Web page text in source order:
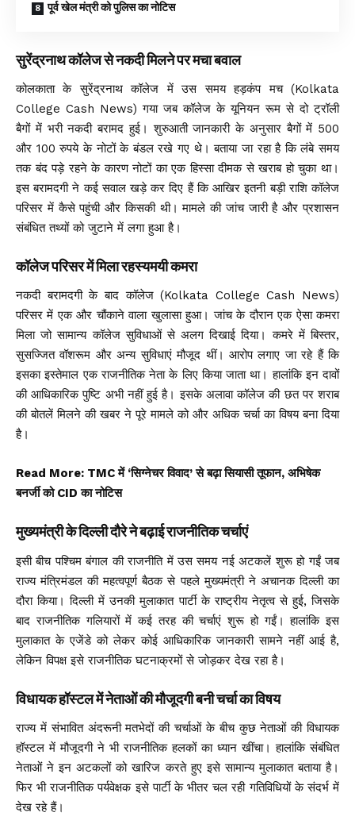
पूर्व खेल मंत्री को पुलिस का नोटिस
सुरेंद्रनाथ कॉलेज से नकदी मिलने पर मचा बवाल
कोलकाता केसुरेंद्रनाथ कॉलेज में उस समय हड़कंप मच (Kolkata
College Cash News) गया जब कॉलेज के यूनियन रूम से दो ट्रॉली
बैगों में भरी नकदी बरामद हुई। शुरुआती जानकारी के अनुसार बैगों में 500
और 100 रुपये के नोटों के बंडल रखे गए थे। बताया जा रहा है कि लंबे समय
तक बंद पड़े रहने के कारण नोटों का एक हिस्सा दीमक से खराब हो चुका था।
इस बरामदगी ने कई सवाल खड़े कर दिए हैं कि आखिर इतनी बड़ी राशि कॉलेज
परिसर में कैसे पहुंची और किसकी थी। मामले की जांच जारी है और प्रशासन
संबंधित तथ्यों को जुटाने में लगा हुआ है।
कॉलेज परिसर में मिला रहस्यमयी कमरा
नकदी बरामदगी के बाद कॉलेज (Kolkata College Cash News)
परिसर में एक और चौंकाने वाला खुलासा हुआ। जांच के दौरान एक ऐसा कमरा
मिला जो सामान्य कॉलेज सुविधाओं से अलग दिखाई दिया। कमरे में बिस्तर,
सुसज्जित वॉशरूम और अन्य सुविधाएं मौजूद थीं। आरोप लगाए जा रहे हैं कि
इसका इस्तेमाल एक राजनीतिक नेता के लिए किया जाता था। हालांकि इन दावों
की आधिकारिक पुष्टि अभी नहीं हुई है। इसके अलावा कॉलेज की छत पर शराब
की बोतलें मिलने की खबर ने पूरे मामले को और अधिक चर्चा का विषय बना दिया
है।
Read More: TMC में ‘सिग्नेचर विवाद’ से बढ़ा सियासी तूफान, अभिषेक
बनर्जी को CID का नोटिस
मुख्यमंत्री के दिल्ली दौरे ने बढ़ाई राजनीतिक चर्चाएं
इसी बीच पश्चिम बंगाल की राजनीति में उस समय नई अटकलें शुरू हो गईं जब
राज्य मंत्रिमंडल की महत्वपूर्ण बैठक से पहले मुख्यमंत्री ने अचानक दिल्ली का
दौरा किया। दिल्ली में उनकी मुलाकात पार्टी के राष्ट्रीय नेतृत्व से हुई, जिसके
बाद राजनीतिक गलियारों में कई तरह की चर्चाएं शुरू हो गईं। हालांकि इस
मुलाकात के एजेंडे को लेकर कोई आधिकारिक जानकारी सामने नहीं आई है,
लेकिन विपक्ष इसे राजनीतिक घटनाक्रमों से जोड़कर देख रहा है।
विधायक हॉस्टल में नेताओं की मौजूदगी बनी चर्चा का विषय
राज्य में संभावित अंदरूनी मतभेदों की चर्चाओं के बीच कुछ नेताओं की विधायक
हॉस्टल में मौजूदगी ने भी राजनीतिक हलकों का ध्यान खींचा। हालांकि संबंधित
नेताओं ने इन अटकलों को खारिज करते हुए इसे सामान्य मुलाकात बताया है।
फिर भी राजनीतिक पर्यवेक्षक इसे पार्टी के भीतर चल रही गतिविधियों के संदर्भ में
देख रहे हैं।